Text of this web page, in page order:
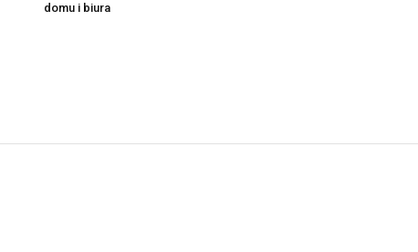
domu i biura